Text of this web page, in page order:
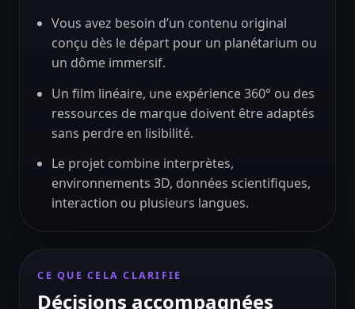
Vous avez besoin d’un contenu original
conçu dès le départ pour un planétarium ou
un dôme immersif.
Un film linéaire, une expérience 360° ou des
ressources de marque doivent être adaptés
sans perdre en lisibilité.
Le projet combine interprètes,
environnements 3D, données scientifiques,
interaction ou plusieurs langues.
CE QUE CELA CLARIFIE
Décisions accompagnées